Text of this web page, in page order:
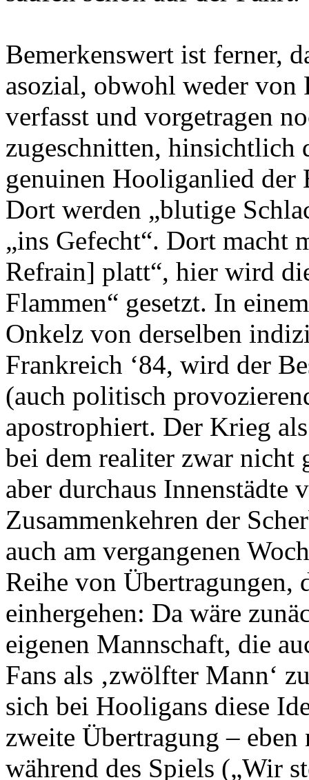
Bemerkenswert ist ferner,
asozial, obwohl weder von
verfasst und vorgetragen
zugeschnitten,
genuinen Hooliganlied der
Dort werden „blutige
„ins Gefecht“. Dort macht
Refrain] platt“, hier wird
Flammen“ gesetzt. In
Onkelz von derselben
Frankreich ‘84, wird der
(auch politisch
apostrophiert. Der Krieg
bei dem realiter zwar nicht
aber durchaus Innenstädte
Zusammenkehren der
auch am vergangenen
Reihe von
einhergehen: Da wäre
eigenen Mannschaft, die
Fans als ‚zwölfter Mann‘
sich bei Hooligans diese
zweite Übertragung –
während des Spiels („Wir